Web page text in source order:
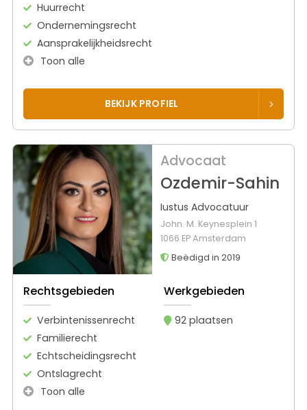
Huurrecht
Ondernemingsrecht
Aansprakelijkheidsrecht
Toon alle
BEKIJK PROFIEL
Advocaat
Ozdemir-Sahin
Iustus Advocatuur
John. M. Keynesplein 1
1066 EP Amsterdam
Beëdigd in 2019
Rechtsgebieden
Verbintenissenrecht
Familierecht
Echtscheidingsrecht
Ontslagrecht
Toon alle
Werkgebieden
92 plaatsen